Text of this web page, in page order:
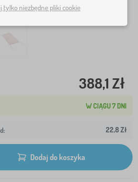
388,1 Zł
W CIĄGU 7 DNI
22,8 Zł
Dodaj do koszyka
tylko niezbędne pliki cookie